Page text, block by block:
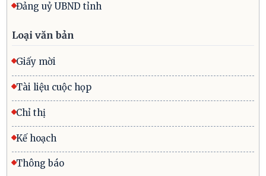
Đảng uỷ UBND tỉnh
Loại văn bản
Giấy mời
Tài liệu cuộc họp
Chỉ thị
Kế hoạch
Thông báo